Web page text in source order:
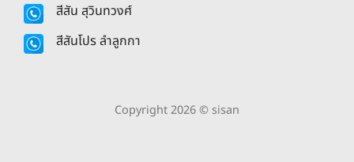
สีสัน สุวินทวงศ์
สีสันโปร ลำลูกกา
Copyright 2026 © sisan